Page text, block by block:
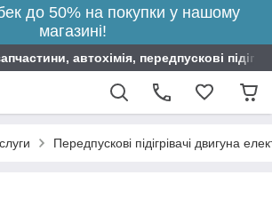
до 50% на покупки у нашому
магазині!
автохімія, передпускові
Передпускові підігрівачі двигуна